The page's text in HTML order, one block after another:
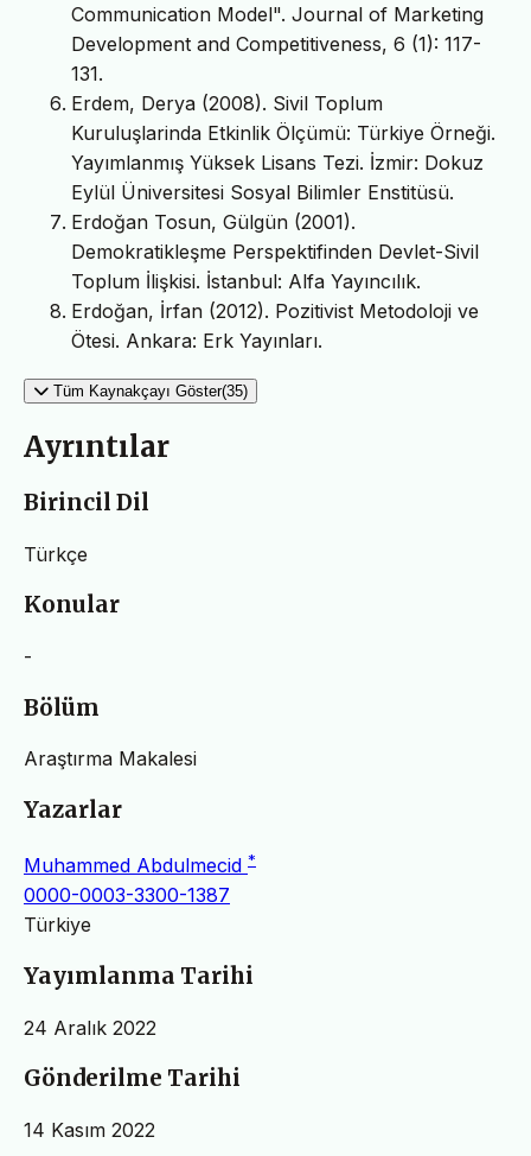
Communication Model". Journal of Marketing
Development and Competitiveness, 6 (1): 117-
131.
Erdem, Derya (2008). Sivil Toplum
Kuruluşlarinda Etkinlik Ölçümü: Türkiye Örneği.
Yayımlanmış Yüksek Lisans Tezi. İzmir: Dokuz
Eylül Üniversitesi Sosyal Bilimler Enstitüsü.
Erdoğan Tosun, Gülgün (2001).
Demokratikleşme Perspektifinden Devlet-Sivil
Toplum İlişkisi. İstanbul: Alfa Yayıncılık.
Erdoğan, İrfan (2012). Pozitivist Metodoloji ve
Ötesi. Ankara: Erk Yayınları.
Tüm Kaynakçayı Göster(35)
Ayrıntılar
Birincil Dil
Türkçe
Konular
-
Bölüm
Araştırma Makalesi
Yazarlar
Muhammed Abdulmecid *
0000-0003-3300-1387
Türkiye
Yayımlanma Tarihi
24 Aralık 2022
Gönderilme Tarihi
14 Kasım 2022